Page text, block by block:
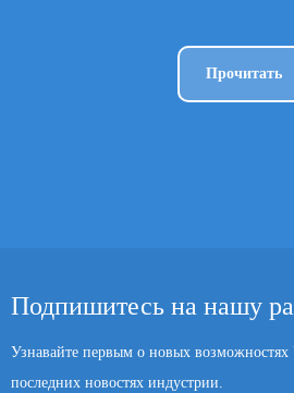
Прочитать
Подпишитесь на нашу
Узнавайте первым о новых возможностях
последних новостях индустрии.